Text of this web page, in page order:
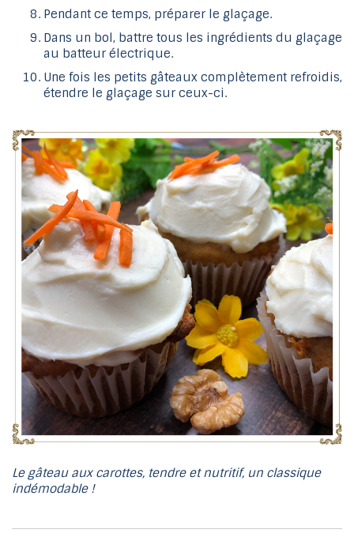
Pendant ce temps, préparer le glaçage.
Dans un bol, battre tous les ingrédients du glaçage
au batteur électrique.
Une fois les petits gâteaux complètement refroidis,
étendre le glaçage sur ceux-ci.
Le gâteau aux carottes, tendre et nutritif, un classique
indémodable !